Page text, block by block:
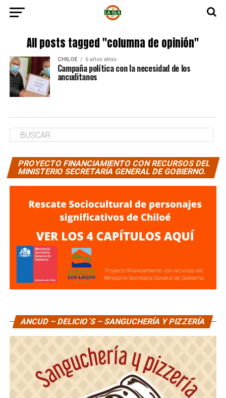
All posts tagged "columna de opinión"
CHILOE 6 años atras
Campaña política con la necesidad de los
ancuditanos
PROYECTO FINANCIAMIENTO CON RECURSOS DEL
MINISTERIO SECRETARÍA GENERAL DE GOBIERNO.
ANCUD – DELICIO´S – SANGUCHERÍA Y PIZZERÍA